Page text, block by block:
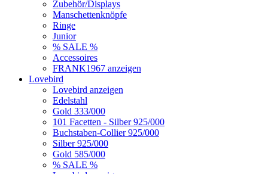
Zubehör/Displays
Manschettenknöpfe
Ringe
Junior
% SALE %
Accessoires
FRANK1967 anzeigen
Lovebird
Lovebird anzeigen
Edelstahl
Gold 333/000
101 Facetten - Silber 925/000
Buchstaben-Collier 925/000
Silber 925/000
Gold 585/000
% SALE %